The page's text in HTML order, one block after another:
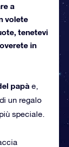
a
volete
tenetevi
in
papà e,
un regalo
speciale.